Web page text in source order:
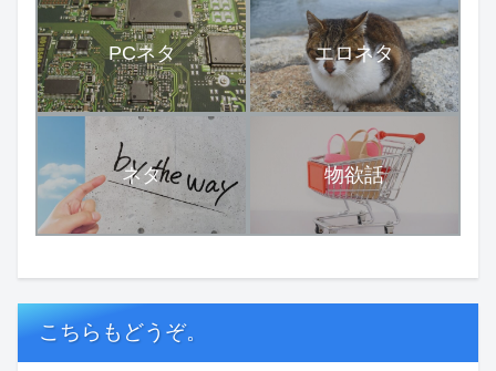
PCネタ エロネタ
ネタ 物欲話
こちらもどうぞ。